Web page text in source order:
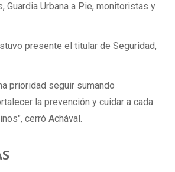
Guardia Urbana a Pie, monitoristas y
presente el titular de Seguridad,
prioridad seguir sumando
la prevención y cuidar a cada
cerró Achával.